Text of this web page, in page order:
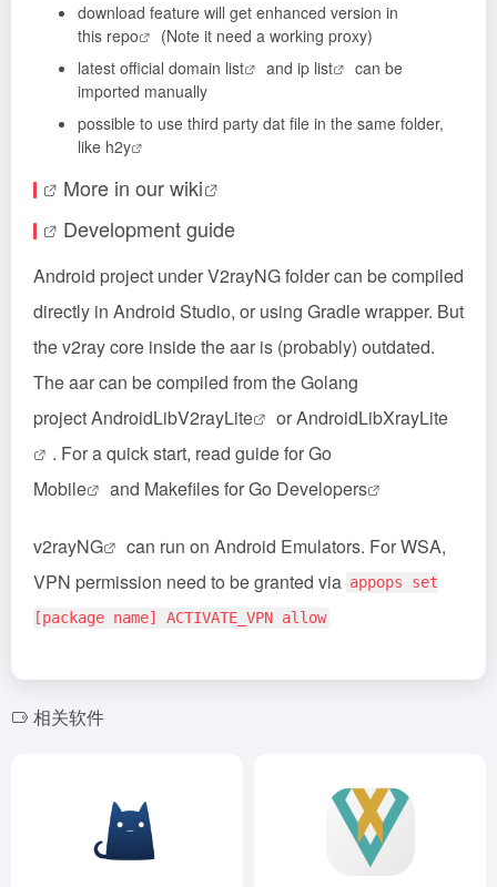
download feature will get enhanced version in
this repo
(Note it need a working proxy)
latest official domain list and ip list
can be
imported manually
possible to use third party dat file in the same folder,
like h2y
More in ourwiki
Development guide
Android project under V2rayNG folder can be compiled
directly in Android Studio, or using Gradle wrapper. But
the v2ray core inside the aar is (probably) outdated.
The aar can be compiled from the Golang
projectAndroidLibV2rayLite orAndroidLibXrayLite
. For a quick start, read guide forGo
Mobile
and Makefiles for Go Developers
v2rayNG
can run on Android Emulators. For WSA,
VPN permission need to be granted via appops set
[package name] ACTIVATE_VPN allow
相关软件